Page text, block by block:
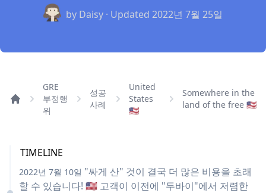
by Daisy · Updated 2022년 7월 25일
GRE
부정행
위
성공
사례
United
States
🇺🇸
Somewhere in the
land of the free 🇺🇸
TIMELINE
2022년 7월 10일 "싸게 산" 것이 결국 더 많은 비용을 초래
할 수 있습니다! 🇺🇸 고객이 이전에 "두바이"에서 저렴한